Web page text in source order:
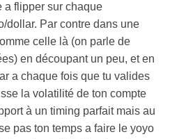
a flipper sur chaque
dollar. Par contre dans une
celle là (on parle de
en découpant un peu, et en
a chaque fois que tu valides
la volatilité de ton compte
à un timing parfait mais au
pas ton temps a faire le yoyo